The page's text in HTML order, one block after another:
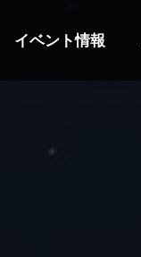
イベント情報